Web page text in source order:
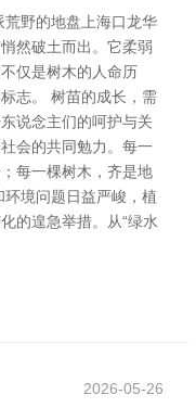
荒野的地盘上海口龙华
然破土而出。它柔弱
仅是树木的人命历
志。 树苗的成长，需
说念主们的呵护与关
会的共同勉力。每一
每一棵树木，齐是地
境问题日益严峻，植
的遑急举措。从“绿水
2026-05-26